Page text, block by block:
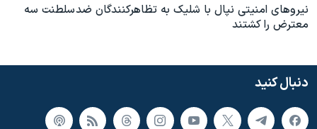
نيروهای امنيتی نپال با شليک به تظاهرکنندگان ضد سلطنت سه
معترض را کشتند
دنبال کنید